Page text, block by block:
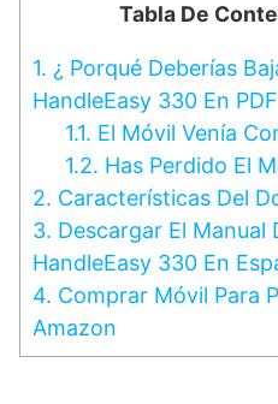
Tabla De
1. ¿ Porqué Deberías
HandleEasy 330 En
1.1. El Móvil Venía
1.2. Has Perdido El
2. Características Del
3. Descargar El Manual
HandleEasy 330 En
4. Comprar Móvil Para
Amazon